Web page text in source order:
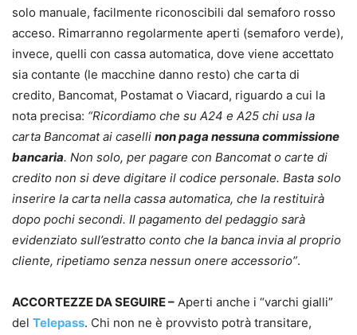
solo manuale, facilmente riconoscibili dal semaforo rosso
acceso. Rimarranno regolarmente aperti (semaforo verde),
invece, quelli con cassa automatica, dove viene accettato
sia contante (le macchine danno resto) che carta di
credito, Bancomat, Postamat o Viacard, riguardo a cui la
nota precisa: “Ricordiamo che su A24 e A25 chi usa la
carta Bancomat ai caselli non paga nessuna commissione
bancaria. Non solo, per pagare con Bancomat o carte di
credito non si deve digitare il codice personale. Basta solo
inserire la carta nella cassa automatica, che la restituirà
dopo pochi secondi. Il pagamento del pedaggio sarà
evidenziato sull’estratto conto che la banca invia al proprio
cliente, ripetiamo senza nessun onere accessorio”.
ACCORTEZZE DA SEGUIRE – Aperti anche i “varchi gialli”
del Telepass. Chi non ne è provvisto potrà transitare,